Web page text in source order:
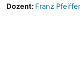
Dozent: Franz Pfeiffer